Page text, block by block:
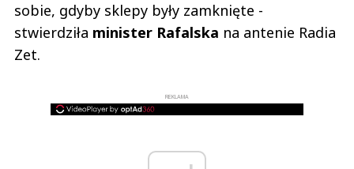
sobie, gdyby sklepy były zamknięte -
stwierdziła minister Rafalska na antenie Radia
Zet.
REKLAMA